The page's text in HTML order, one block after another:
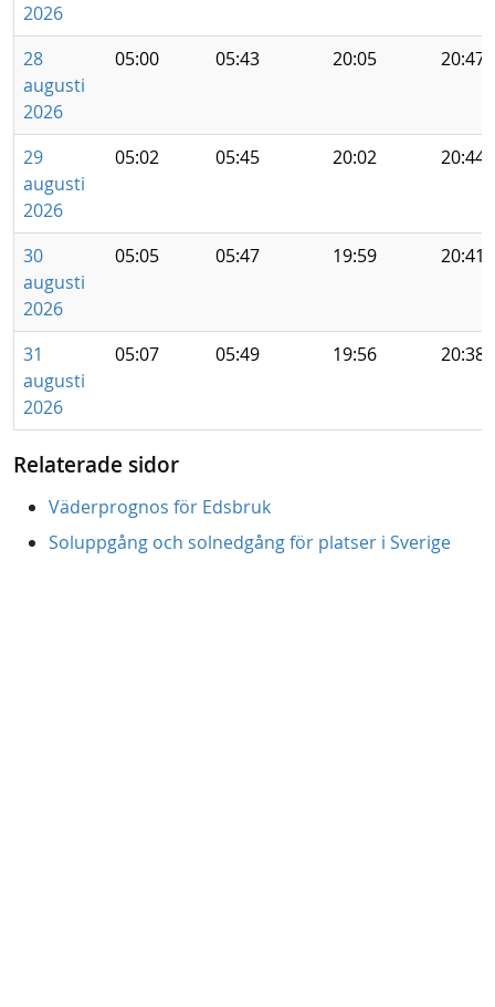
2026
28
augusti
2026
05:00 05:43 20:05 20:47
29
augusti
2026
05:02 05:45 20:02 20:44
30
augusti
2026
05:05 05:47 19:59 20:41
31
augusti
2026
05:07 05:49 19:56 20:38
Relaterade sidor
Väderprognos för Edsbruk
Soluppgång och solnedgång för platser i Sverige